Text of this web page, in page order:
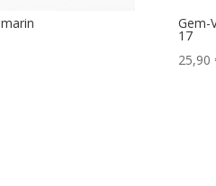
Gem-
17
25,90